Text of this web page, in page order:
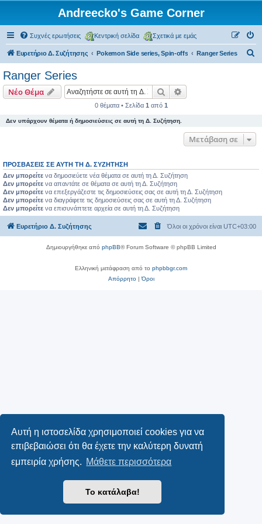
Αυτή η ιστοσελίδα χρησιμοποιεί cookies για να
επιβεβαιώσει ότι θα έχετε την καλύτερη δυνατή
εμπειρία χρήσης. Μάθετε περισσότερα
Το κατάλαβα!
Andreecko's Game Corner
Συχνές ερωτήσεις Κεντρική σελίδα Σχετικά με εμάς
Ευρετήριο Δ. Συζήτησης Pokemon Side series, Spin-offs Ranger Series
Ranger Series
Νέο Θέμα Αναζήτηση
0 θέματα • Σελίδα 1 από 1
Δεν υπάρχουν θέματα ή δημοσιεύσεις σε αυτή τη Δ. Συζήτηση.
Μετάβαση σε
ΠΡΟΣΒΆΣΕΙΣ ΣΕ ΑΥΤΉ ΤΗ Δ. ΣΥΖΉΤΗΣΗ
Δεν μπορείτε να δημοσιεύετε νέα θέματα σε αυτή τη Δ. Συζήτηση
Δεν μπορείτε να απαντάτε σε θέματα σε αυτή τη Δ. Συζήτηση
Δεν μπορείτε να επεξεργάζεστε τις δημοσιεύσεις σας σε αυτή τη Δ. Συζήτηση
Δεν μπορείτε να διαγράφετε τις δημοσιεύσεις σας σε αυτή τη Δ. Συζήτηση
Δεν μπορείτε να επισυνάπτετε αρχεία σε αυτή τη Δ. Συζήτηση
Ευρετήριο Δ. Συζήτησης Όλοι οι χρόνοι είναι UTC+03:00
Δημιουργήθηκε από phpBB® Forum Software © phpBB Limited
Ελληνική μετάφραση από το phpbbgr.com
Απόρρητο|Όροι